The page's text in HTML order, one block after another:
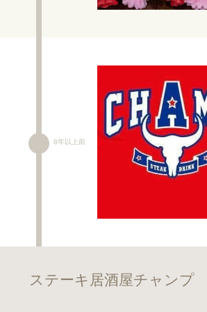
8年以上前
ステーキ居酒屋チャンプ